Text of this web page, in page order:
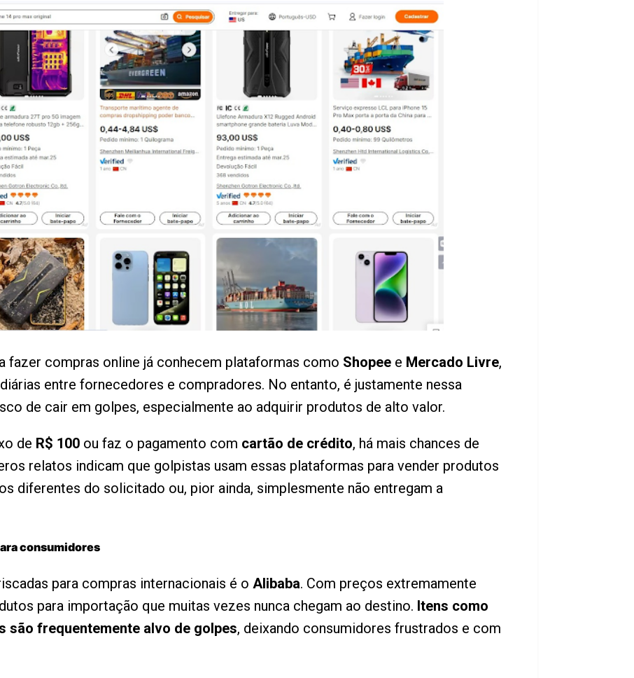
fazer compras online já conhecem plataformas como Shopee e Mercado Livre,
entre fornecedores e compradores. No entanto, é justamente nessa
de cair em golpes, especialmente ao adquirir produtos de alto valor.
de R$ 100 ou faz o pagamento com cartão de crédito, há mais chances de
relatos indicam que golpistas usam essas plataformas para vender produtos
diferentes do solicitado ou, pior ainda, simplesmente não entregam a
consumidores
para compras internacionais é o Alibaba. Com preços extremamente
para importação que muitas vezes nunca chegam ao destino. Itens como
frequentemente alvo de golpes, deixando consumidores frustrados e com